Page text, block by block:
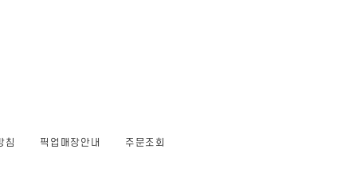
침 픽업매장안내 주문조회